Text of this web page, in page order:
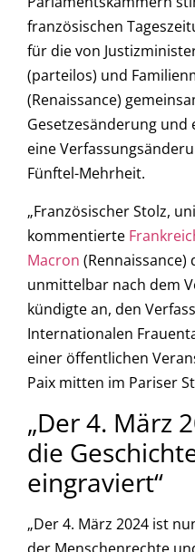
französischen
für die von
(parteilos) und
(Renaissance)
Gesetzesänderung
eine
Fünftel-Mehrheit.
„Französischer Stolz,
kommentierte
Macron (Rennaissance)
unmittelbar nach dem
kündigte an, den
Internationalen
einer öffentlichen
Paix mitten im Pariser
„Der 4. März
die
eingraviert“
„Der 4. März 2024 ist